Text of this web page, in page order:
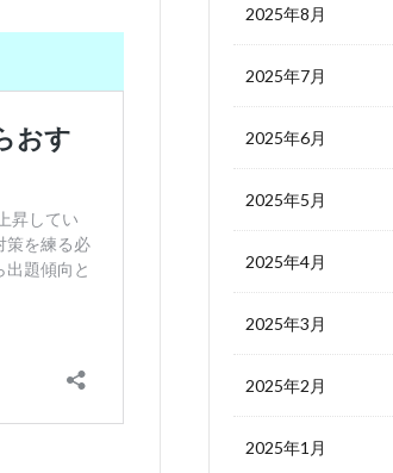
2025年8月
2025年7月
2025年6月
2025年5月
2025年4月
2025年3月
2025年2月
2025年1月